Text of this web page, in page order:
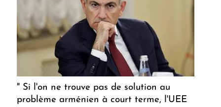
" Si l'on ne trouve pas de solution au
problème arménien à court terme, l'UEE